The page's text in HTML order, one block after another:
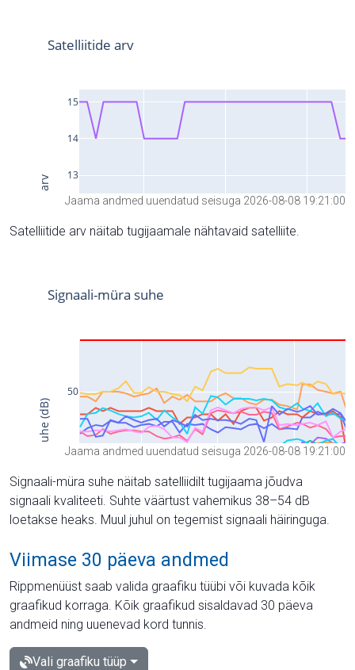
Jaama andmed uuendatud seisuga 2026-08-08 19:21:00
Satelliitide arv näitab tugijaamale nähtavaid satelliite.
Jaama andmed uuendatud seisuga 2026-08-08 19:21:00
Signaali-müra suhe näitab satelliidilt tugijaama jõudva
signaali kvaliteeti. Suhte väärtust vahemikus 38–54 dB
loetakse heaks. Muul juhul on tegemist signaali häiringuga.
Viimase 30 päeva andmed
Rippmenüüst saab valida graafiku tüübi või kuvada kõik
graafikud korraga. Kõik graafikud sisaldavad 30 päeva
andmeid ning uuenevad kord tunnis.
Vali graafiku tüüp